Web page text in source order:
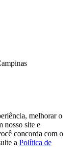
melhorar o
nosso site e
concorda com o
a Política de